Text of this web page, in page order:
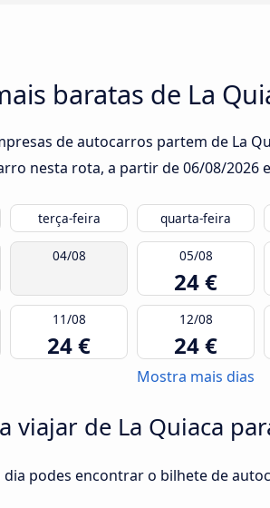
baratas de La
de autocarros partem de La
nesta rota, a partir de06/08/2026
terça-feira quarta-feira
04/08 05/08
24 €
11/08
24 €
12/08
24 €
Mostra mais dias
viajar de La Quiaca
podes encontrar o bilhete de